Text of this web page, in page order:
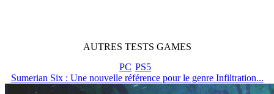
AUTRES TESTS GAMES
PC PS5
Sumerian Six : Une nouvelle référence pour le genre Infiltration...